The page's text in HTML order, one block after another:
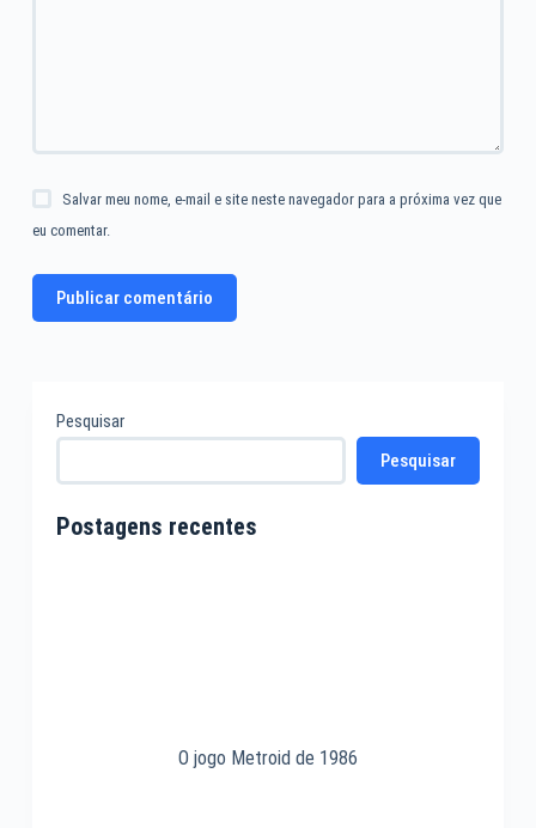
Salvar meu nome, e-mail e site neste navegador para a próxima vez que
eu comentar.
Publicar comentário
Pesquisar
Pesquisar
Postagens recentes
O jogo Metroid de 1986